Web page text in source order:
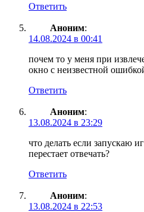
Ответить
Аноним:
14.08.2024 в 00:41
почем то у меня при
окно с неизвестной
Ответить
Аноним:
13.08.2024 в 23:29
что делать если запускаю
перестает отвечать?
Ответить
Аноним:
13.08.2024 в 22:53